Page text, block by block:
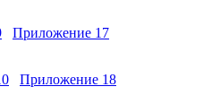
Приложение 17
Приложение 18